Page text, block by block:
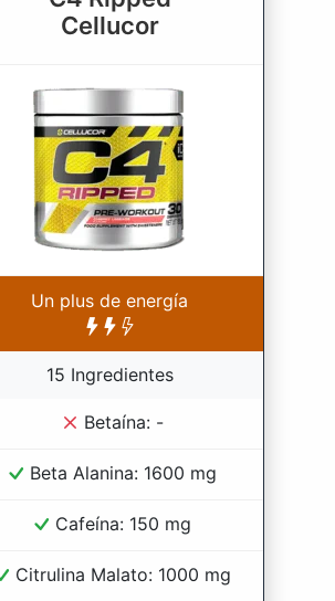
Cellucor
Un plus de energía
15 Ingredientes
Betaína: -
Beta Alanina: 1600 mg
Cafeína: 150 mg
Citrulina Malato: 1000 mg